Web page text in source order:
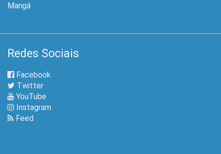
Mangá
Redes Sociais
Facebook
Twitter
YouTube
Instagram
Feed